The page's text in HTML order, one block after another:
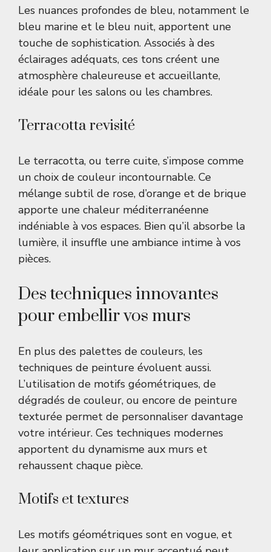
Les nuances profondes de bleu, notamment le
bleu marine et le bleu nuit, apportent une
touche de sophistication. Associés à des
éclairages adéquats, ces tons créent une
atmosphère chaleureuse et accueillante,
idéale pour les salons ou les chambres.
Terracotta revisité
Le terracotta, ou terre cuite, s’impose comme
un choix de couleur incontournable. Ce
mélange subtil de rose, d’orange et de brique
apporte une chaleur méditerranéenne
indéniable à vos espaces. Bien qu’il absorbe la
lumière, il insuffle une ambiance intime à vos
pièces.
Des techniques innovantes
pour embellir vos murs
En plus des palettes de couleurs, les
techniques de peinture évoluent aussi.
L’utilisation de motifs géométriques, de
dégradés de couleur, ou encore de peinture
texturée permet de personnaliser davantage
votre intérieur. Ces techniques modernes
apportent du dynamisme aux murs et
rehaussent chaque pièce.
Motifs et textures
Les motifs géométriques sont en vogue, et